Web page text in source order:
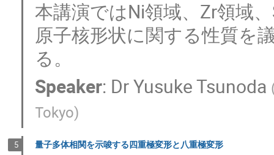
本講演ではNi領域、Zr領域
原子核形状に関する性質を
る。
Speaker: DrYusuke Tsunoda
Tokyo)
5 量子多体相関を示唆する四重極変形と八重極変形